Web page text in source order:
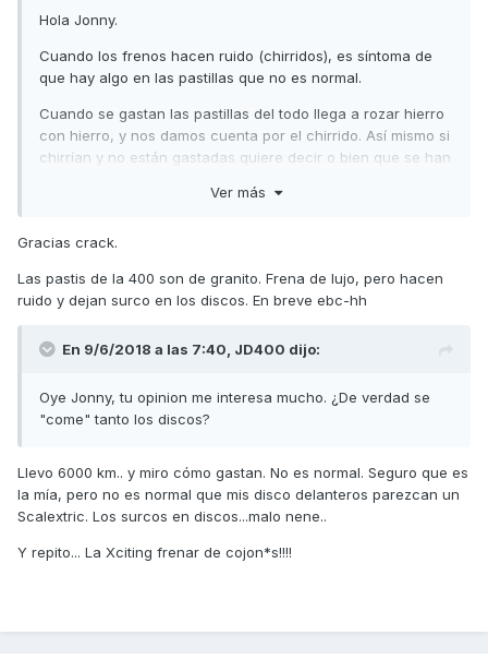
Hola Jonny.
Cuando los frenos hacen ruido (chirridos), es síntoma de
que hay algo en las pastillas que no es normal.
Cuando se gastan las pastillas del todo llega a rozar hierro
con hierro, y nos damos cuenta por el chirrido. Así mismo si
chirrían y no están gastadas quiere decir o bien que se han
partícula incrustada (arenilla, partículas metálicas
hay algo que está mal, en todos los casos conviene
desmontarlas, revisarlas, y limpiar los discos y pastillas con
saliendo en los discos (por desprendimiento de material
velocidad, pues el material desprendido, se adhiere a las
pastillas incrustándose en ellas y haciendo de esmeril.
tanto del disco como de las pastillas, pero tanto unas
pastillas como otras, llevan metal (en polvo las sinterizadas,
y en partículas visibles las semimetálicas y orgánicas), si se
Ver más
Gracias crack.
Las pastis de la 400 son de granito. Frena de lujo, pero hacen
ruido y dejan surco en los discos. En breve ebc-hh
En 9/6/2018 a las 7:40, JD400 dijo:
Oye Jonny, tu opinion me interesa mucho. ¿De verdad se
"come" tanto los discos?
Llevo 6000 km.. y miro cómo gastan. No es normal. Seguro que es
la mía, pero no es normal que mis disco delanteros parezcan un
Scalextric. Los surcos en discos...malo nene..
Y repito... La Xciting frenar de cojon*s!!!!